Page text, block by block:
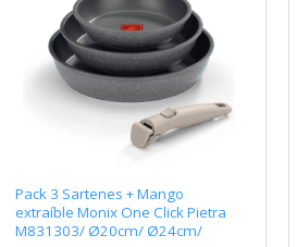
Pack 3 Sartenes + Mango
extraíble Monix One Click Pietra
M831303/ Ø20cm/ Ø24cm/